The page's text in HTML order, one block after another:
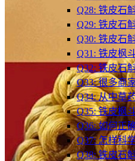
Q28: 铁皮石
Q29: 铁皮石
Q30: 铁皮石
Q31: 铁皮枫
Q32: 铁皮石
Q33: 很多商
Q34: 从中草
Q35: 铁皮枫
Q36: 如何正
Q37: 怎样科
Q38: 铁皮石